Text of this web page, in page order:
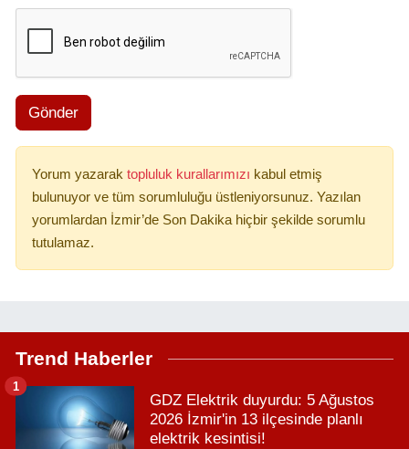
Gönder
Yorum yazarak topluluk kurallarımızı kabul etmiş
bulunuyor ve tüm sorumluluğu üstleniyorsunuz. Yazılan
yorumlardan İzmir’de Son Dakika hiçbir şekilde sorumlu
tutulamaz.
Trend Haberler
GDZ Elektrik duyurdu: 5 Ağustos
2026 İzmir'in 13 ilçesinde planlı
elektrik kesintisi!
1